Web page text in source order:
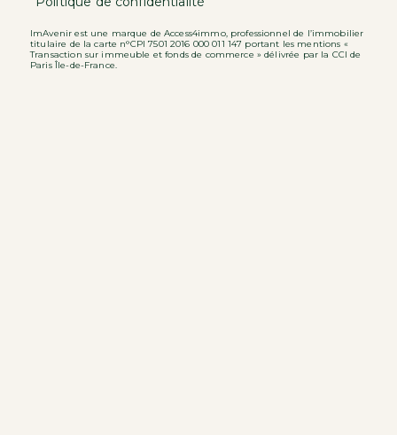
ImAvenir est une marque de Access4immo, professionnel de l’immobilier
titulaire de la carte n°CPI 7501 2016 000 011 147 portant les mentions «
Transaction sur immeuble et fonds de commerce » délivrée par la CCI de
Paris Île-de-France.